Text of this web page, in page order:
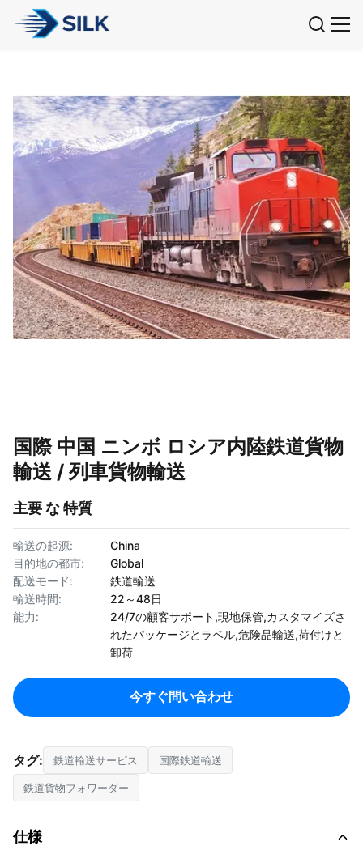
国際 中国 ニンボ ロシア内陸鉄道貨物
輸送 / 列車貨物輸送
主要 な 特質
輸送の起源:
China
目的地の都市:
Global
配送モード:
鉄道輸送
輸送時間:
22～48日
能力:
24/7の顧客サポート,現地保管,カスタマイズさ
れたパッケージとラベル,危険品輸送,荷付けと
卸荷
今すぐ問い合わせ
タグ: 鉄道輸送サービス 国際鉄道輸送
鉄道貨物フォワーダー
仕様